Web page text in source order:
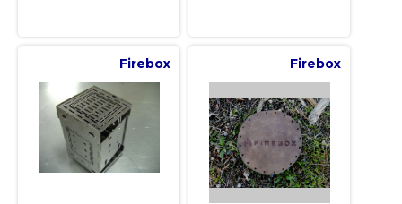
Firebox Firebox